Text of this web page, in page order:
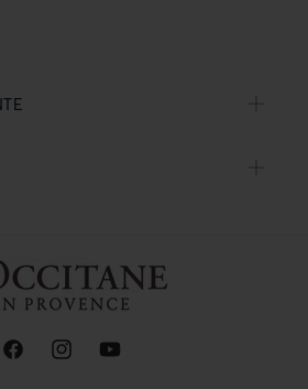
FacebookInstagramYouTube